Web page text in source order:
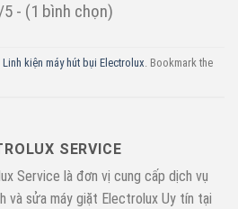
- (1 bình chọn)
Linh kiện máy hút bụi Electrolux . Bookmark the
SERVICE
Service là đơn vị cung cấp dịch vụ
và sửa máy giặt Electrolux Uy tín tại